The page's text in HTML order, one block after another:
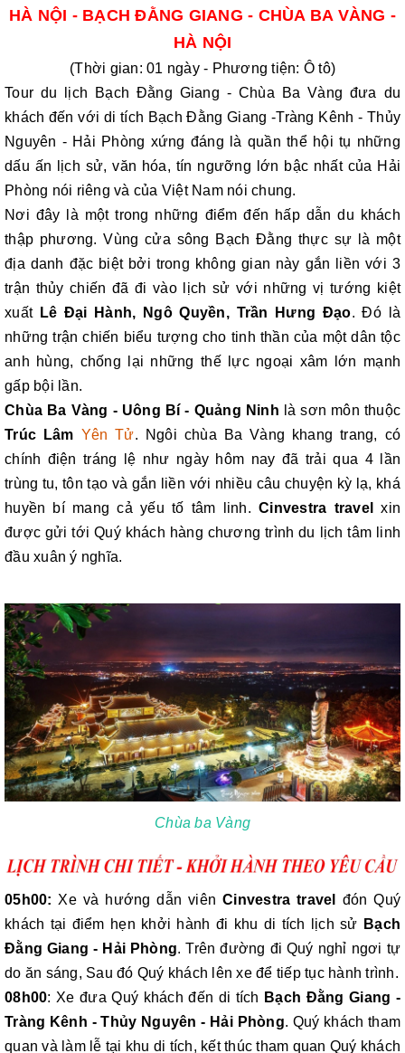
HÀ NỘI - BẠCH ĐẰNG GIANG - CHÙA BA VÀNG -
HÀ NỘI
(Thời gian: 01 ngày - Phương tiện: Ô tô)
Tour du lịch Bạch Đằng Giang - Chùa Ba Vàng đưa du
khách đến với di tích Bạch Đằng Giang -Tràng Kênh - Thủy
Nguyên - Hải Phòng xứng đáng là quần thể hội tụ những
dấu ấn lịch sử, văn hóa, tín ngưỡng lớn bậc nhất của Hải
Phòng nói riêng và của Việt Nam nói chung.
Nơi đây là một trong những điểm đến hấp dẫn du khách
thập phương. Vùng cửa sông Bạch Đằng thực sự là một
địa danh đặc biệt bởi trong không gian này gắn liền với 3
trận thủy chiến đã đi vào lịch sử với những vị tướng kiệt
xuất Lê Đại Hành, Ngô Quyền, Trần Hưng Đạo. Đó là
những trận chiến biểu tượng cho tinh thần của một dân tộc
anh hùng, chống lại những thế lực ngoại xâm lớn mạnh
gấp bội lần.
Chùa Ba Vàng - Uông Bí - Quảng Ninh là sơn môn thuộc
Trúc Lâm Yên Tử. Ngôi chùa Ba Vàng khang trang, có
chính điện tráng lệ như ngày hôm nay đã trải qua 4 lần
trùng tu, tôn tạo và gắn liền với nhiều câu chuyện kỳ lạ, khá
huyền bí mang cả yếu tố tâm linh.Cinvestra travel
xin
được gửi tới Quý khách hàng chương trình du lịch tâm linh
đầu xuân ý nghĩa.
Chùa ba Vàng
05h00: Xe và hướng dẫn viênCinvestra travel
đón Quý
khách tại điểm hẹn khởi hành đi khu di tích lịch sử Bạch
Đằng Giang - Hải Phòng. Trên đường đi Quý nghỉ ngơi tự
do ăn sáng, Sau đó Quý khách lên xe để tiếp tục hành trình.
08h00: Xe đưa Quý khách đến di tích Bạch Đằng Giang -
Tràng Kênh - Thủy Nguyên - Hải Phòng. Quý khách tham
quan và làm lễ tại khu di tích, kết thúc tham quan Quý khách